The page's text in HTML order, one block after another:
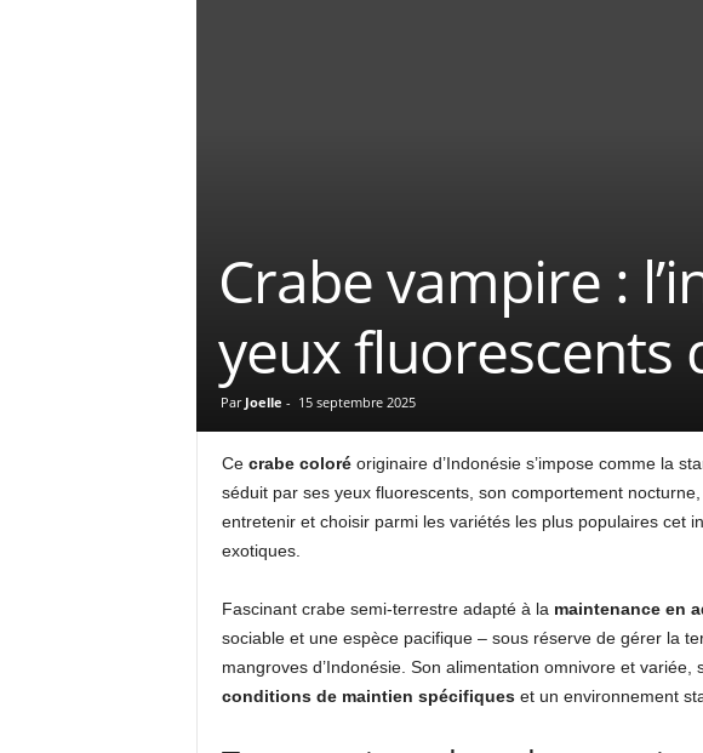
Crabe vampire :
yeux fluorescents
Par Joelle - 15 septembre 2025
Ce crabe coloréoriginaire d’Indonésie s’impose comme la
séduit par ses yeux fluorescents, son comportement
entretenir et choisir parmi les variétés les plus populaires cet
exotiques.
Fascinant crabe semi-terrestre adapté à la maintenance en
sociable et une espèce pacifique – sous réserve de gérer la
mangroves d’Indonésie. Son alimentation omnivore et variée,
conditions de maintien spécifiqueset un environnement